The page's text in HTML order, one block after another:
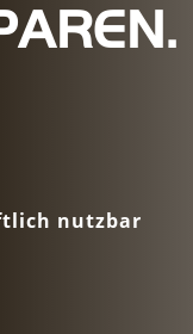
nutzbar